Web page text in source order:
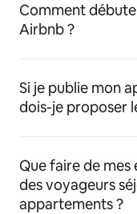
Comment
Airbnb ?
Si je publie mon
dois-je proposer
Que faire de
des voyageurs
appartements ?